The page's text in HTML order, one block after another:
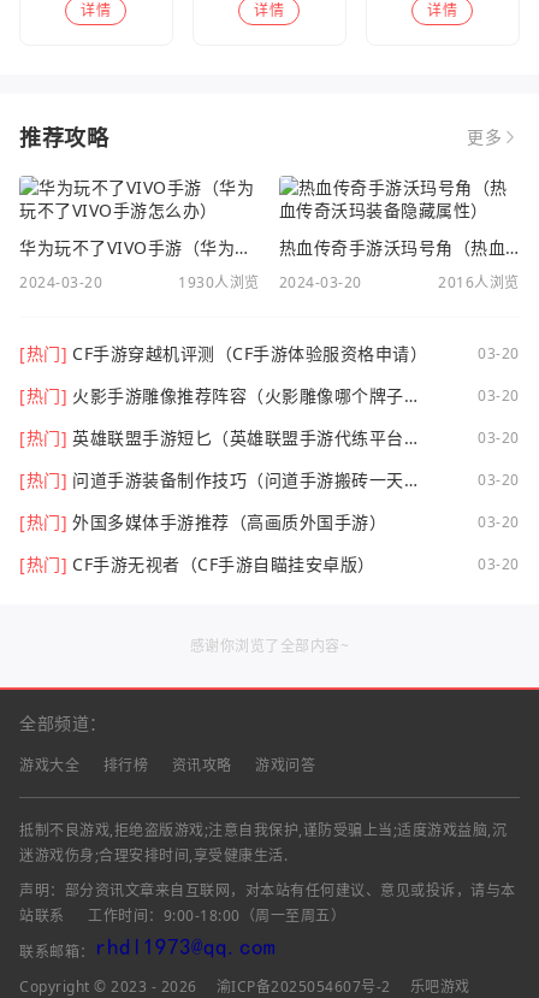
详情 详情 详情
推荐攻略 更多
华为玩不了VIVO手游（华为玩不了VIVO手游怎么办）
2024-03-20 1930人浏览
热血传奇手游沃玛号角（热血传奇沃玛装备隐藏属性）
2024-03-20 2016人浏览
[热门] CF手游穿越机评测（CF手游体验服资格申请） 03-20
[热门] 火影手游雕像推荐阵容（火影雕像哪个牌子
03-20
[热门] 英雄联盟手游短匕（英雄联盟手游代练平台哪
03-20
[热门] 问道手游装备制作技巧（问道手游搬砖一天可
03-20
[热门] 外国多媒体手游推荐（高画质外国手游） 03-20
[热门] CF手游无视者（CF手游自瞄挂安卓版） 03-20
感谢你浏览了全部内容~
全部频道：
游戏大全 排行榜 资讯攻略 游戏问答
抵制不良游戏,拒绝盗版游戏;注意自我保护,谨防受骗上当;适度游戏益脑,沉
迷游戏伤身;合理安排时间,享受健康生活.
声明：部分资讯文章来自互联网，对本站有任何建议、意见或投诉，请与本
站联系
工作时间：9:00-18:00（周一至周五）
联系邮箱：
Copyright © 2023 - 2026
渝ICP备2025054607号-2 乐吧游戏